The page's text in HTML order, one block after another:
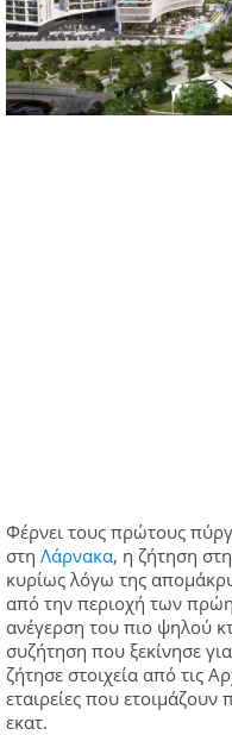
Φέρνει τους πρώτους
στη Λάρνακα, η ζήτηση
κυρίως λόγω της
από την περιοχή των
ανέγερση του πιο ψηλού
συζήτηση που ξεκίνησε
ζήτησε στοιχεία από τις
εταιρείες που
εκατ.